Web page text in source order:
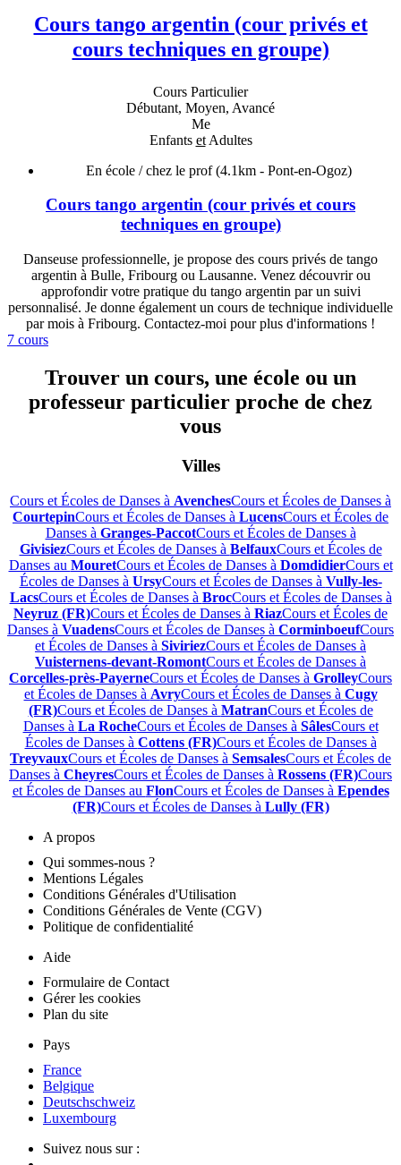
Cours tango argentin (cour privés et
cours techniques en groupe)
Cours Particulier
Débutant, Moyen, Avancé
Me
Enfants etAdultes
En école / chez le prof(4.1km - Pont-en-Ogoz)
Cours tango argentin (cour privés et cours
techniques en groupe)
Danseuse professionnelle, je propose des cours privés de tango
argentin à Bulle, Fribourg ou Lausanne. Venez découvrir ou
approfondir votre pratique du tango argentin par un suivi
personnalisé. Je donne également un cours de technique individuelle
par mois à Fribourg. Contactez-moi pour plus d'informations !
7 cours
Trouver un cours, une école ou un
professeur particulier proche de chez
vous
Villes
Cours et Écoles de Danses à AvenchesCours et Écoles de Danses à
CourtepinCours et Écoles de Danses à LucensCours et Écoles de
Danses à Granges-PaccotCours et Écoles de Danses à
GivisiezCours et Écoles de Danses à BelfauxCours et Écoles de
Danses au MouretCours et Écoles de Danses à DomdidierCours et
Écoles de Danses à UrsyCours et Écoles de Danses à Vully-les-
LacsCours et Écoles de Danses à BrocCours et Écoles de Danses à
Neyruz (FR)Cours et Écoles de Danses à RiazCours et Écoles de
Danses à VuadensCours et Écoles de Danses à CorminboeufCours
et Écoles de Danses à SiviriezCours et Écoles de Danses à
Vuisternens-devant-RomontCours et Écoles de Danses à
Corcelles-près-PayerneCours et Écoles de Danses à GrolleyCours
et Écoles de Danses à AvryCours et Écoles de Danses à Cugy
(FR)Cours et Écoles de Danses à MatranCours et Écoles de
Danses à La RocheCours et Écoles de Danses à SâlesCours et
Écoles de Danses à Cottens (FR)Cours et Écoles de Danses à
TreyvauxCours et Écoles de Danses à SemsalesCours et Écoles de
Danses à CheyresCours et Écoles de Danses à Rossens (FR)Cours
et Écoles de Danses au FlonCours et Écoles de Danses à Ependes
(FR)Cours et Écoles de Danses à Lully (FR)
A propos
Qui sommes-nous ?
Mentions Légales
Conditions Générales d'Utilisation
Conditions Générales de Vente (CGV)
Politique de confidentialité
Aide
Formulaire de Contact
Gérer les cookies
Plan du site
Pays
France
Belgique
Deutschschweiz
Luxembourg
Suivez nous sur :